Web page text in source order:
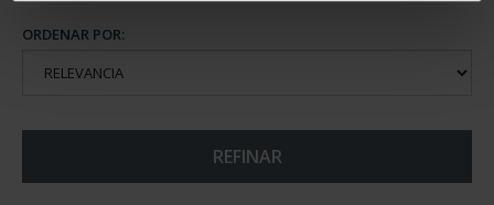
ORDENAR POR:
REFINAR